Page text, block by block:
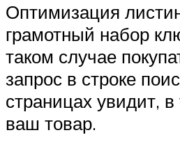
Оптимизация
грамотный набор
таком случае
запрос в строке
страницах увидит,
ваш товар.